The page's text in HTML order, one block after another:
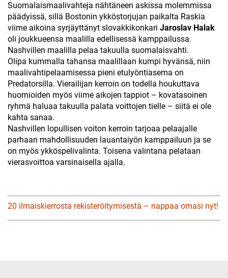
Suomalaismaalivahteja nähtäneen askissa molemmissa
päädyissä, sillä Bostonin ykköstorjujan paikalta Raskia
viime aikoina syrjäyttänyt slovakkikonkari Jaroslav Halak
oli joukkueensa maalilla edellisessä kamppailussa.
Nashvillen maalilla pelaa takuulla suomalaisvahti.
Olipa kummalla tahansa maalillaan kumpi hyvänsä, niin
maalivahtipelaamisessa pieni etulyöntiasema on
Predatorsilla. Vierailijan kerroin on todella houkuttava
huomioiden myös viime aikojen tappiot – kovatasoinen
ryhmä haluaa takuulla palata voittojen tielle – siitä ei ole
kahta sanaa.
Nashvillen lopullisen voiton kerroin tarjoaa pelaajalle
parhaan mahdollisuuden lauantaiyön kamppailuun ja se
on myös ykköspelivalinta. Toisena valintana pelataan
vierasvoittoa varsinaisella ajalla.
20 ilmaiskierrosta rekisteröitymisestä – nappaa omasi nyt!